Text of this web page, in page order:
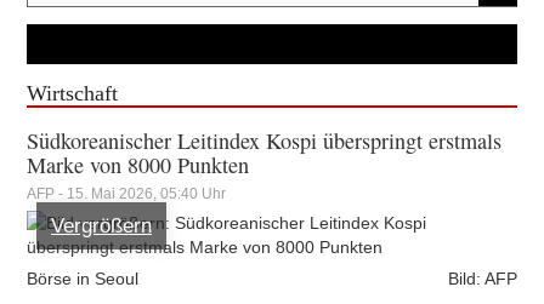
Wirtschaft
Südkoreanischer Leitindex Kospi überspringt erstmals
Marke von 8000 Punkten
AFP - 15. Mai 2026, 05:40 Uhr
Vergrößern
Börse in Seoul Bild: AFP